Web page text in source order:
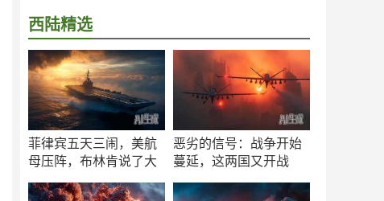
西陆精选
菲律宾五天三闹，美航
母压阵，布林肯说了大
恶劣的信号：战争开始
蔓延，这两国又开战